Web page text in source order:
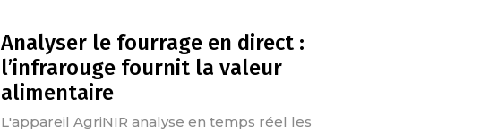
Analyser le fourrage en direct :
l’infrarouge fournit la valeur
alimentaire
L'appareil AgriNIR analyse en temps réel les